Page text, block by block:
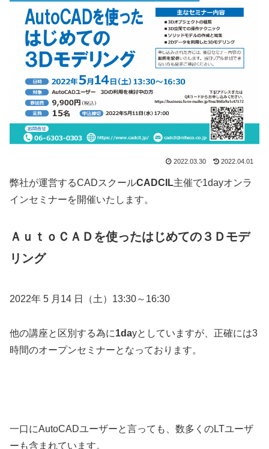
2022.03.30 2022.04.01
弊社が運営するCADスクールCADCIL主催で1dayオンラ
インセミナーを開催いたします。
ＡｕｔｏＣＡＤを使ったはじめての３Ｄモデ
リング
2022年 5 月14 日（土）13:30～16:30
他の講座と区別する為に1dayとしていますが、正確には3
時間のオープンセミナーとなっております。
一口にAutoCADユーザーと言っても、数多くのLTユーザ
ーも含まれています。